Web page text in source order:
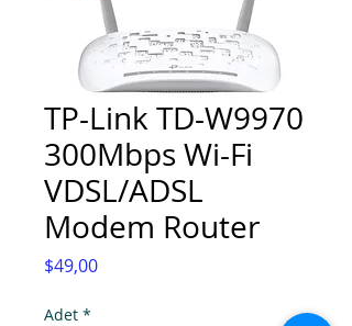
TP-Link TD-W9970
300Mbps Wi-Fi
VDSL/ADSL
Modem Router
$49,00Fiyat
Adet *